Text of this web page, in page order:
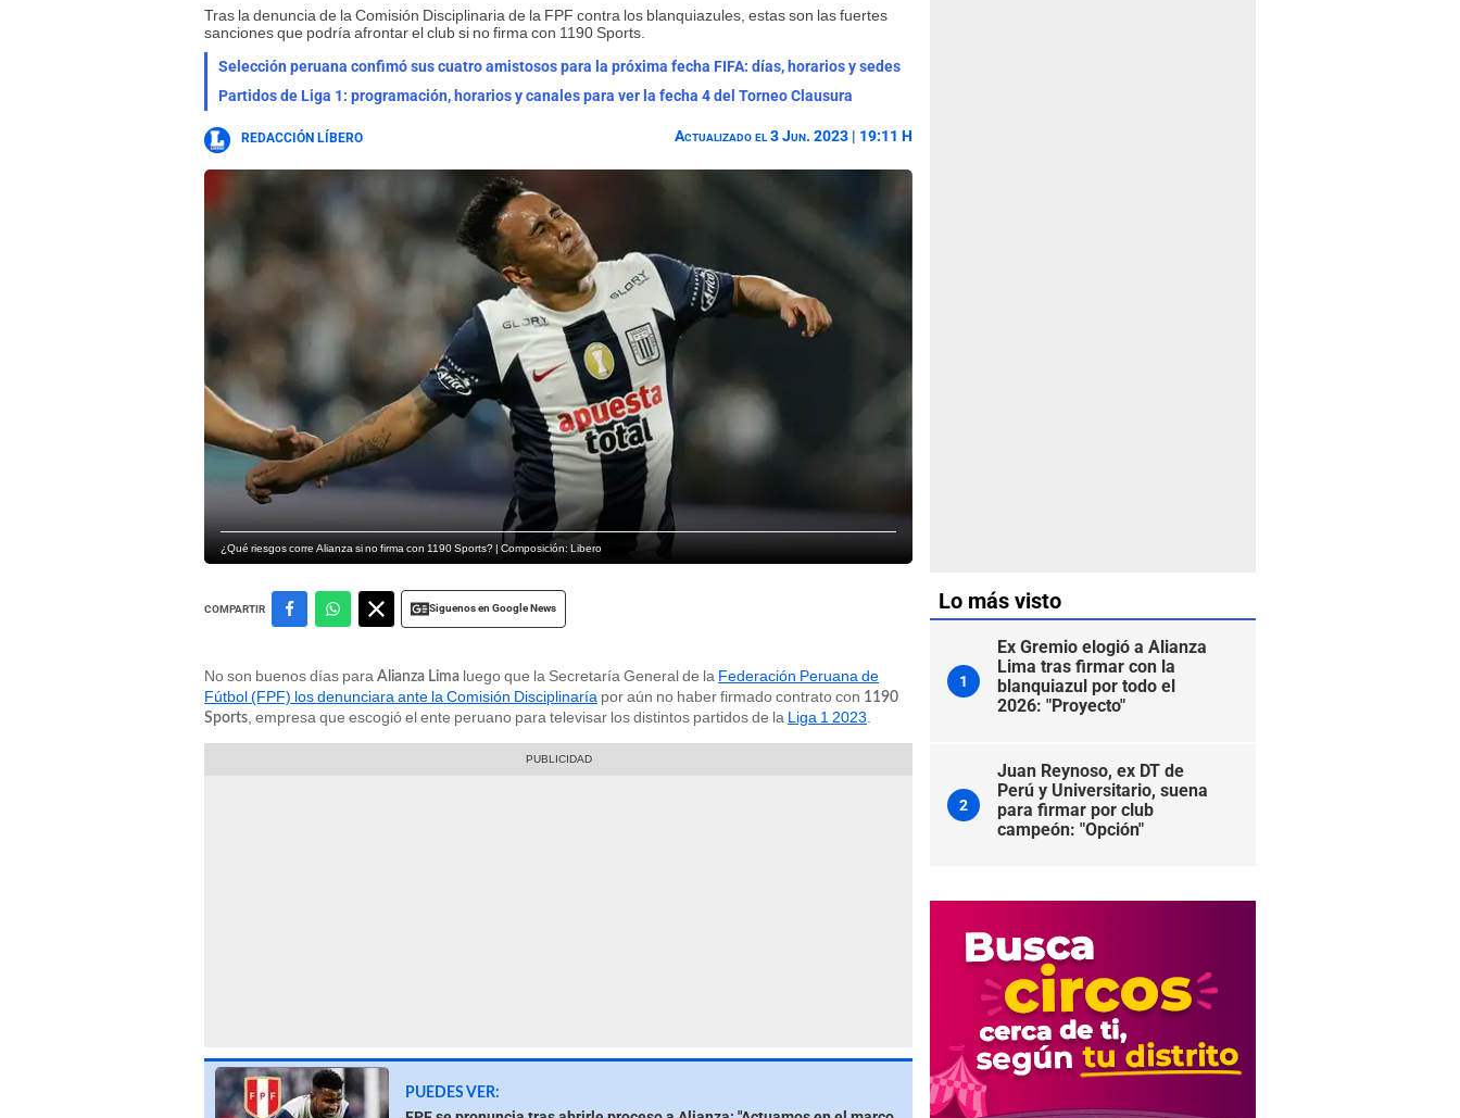
Tras la denuncia de la Comisión Disciplinaria de la FPF contra los blanquiazules, estas son las fuertes
sanciones que podría afrontar el club si no firma con 1190 Sports.
Selección peruana confimó sus cuatro amistosos para la próxima fecha FIFA: días, horarios y sedes
Partidos de Liga 1: programación, horarios y canales para ver la fecha 4 del Torneo Clausura
REDACCIÓN LÍBERO Actualizado el 3 Jun. 2023 | 19:11 H
¿Qué riesgos corre Alianza si no firma con 1190 Sports? | Composición: Libero
COMPARTIR Siguenos en Google News
No son buenos días para Alianza Lima luego que la Secretaría General de la Federación Peruana de
Fútbol (FPF) los denunciara ante la Comisión Disciplinaría por aún no haber firmado contrato con 1190
Sports , empresa que escogió el ente peruano para televisar los distintos partidos de la Liga 1 2023
PUEDES VER:
Lo más visto
1
Ex Gremio elogió a Alianza
Lima tras firmar con la
blanquiazul por todo el
2026: "Proyecto"
2
Juan Reynoso, ex DT de
Perú y Universitario, suena
para firmar por club
campeón: "Opción"